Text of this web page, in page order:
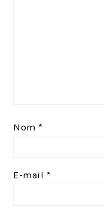
Nom *
E-mail *